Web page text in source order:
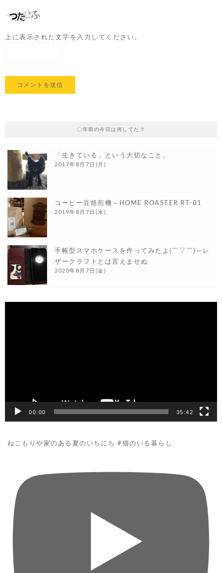
上に表示された文字を入力してください。
〇年前の今日は何してた？
「生きている」という大切なこと。
2017年8月7日(月)
コーヒー豆焙煎機～HOME ROASTER RT-01
2019年8月7日(水)
手帳型スマホケースを作ってみたよ(￣▽￣)～レ
ザークラフトとは言えませぬ
2020年8月7日(金)
00:00 35:42
ねこもりや家のある夏のいちにち #猫のいる暮らし